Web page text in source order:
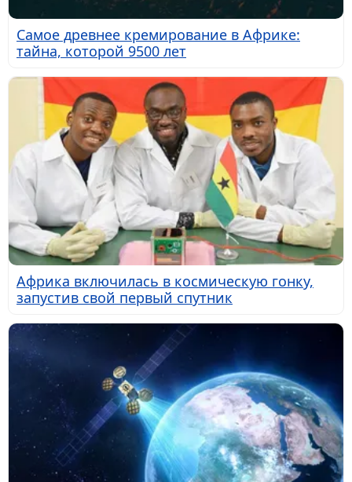
Самое древнее кремирование в Африке:
тайна, которой 9500 лет
Африка включилась в космическую гонку,
запустив свой первый спутник